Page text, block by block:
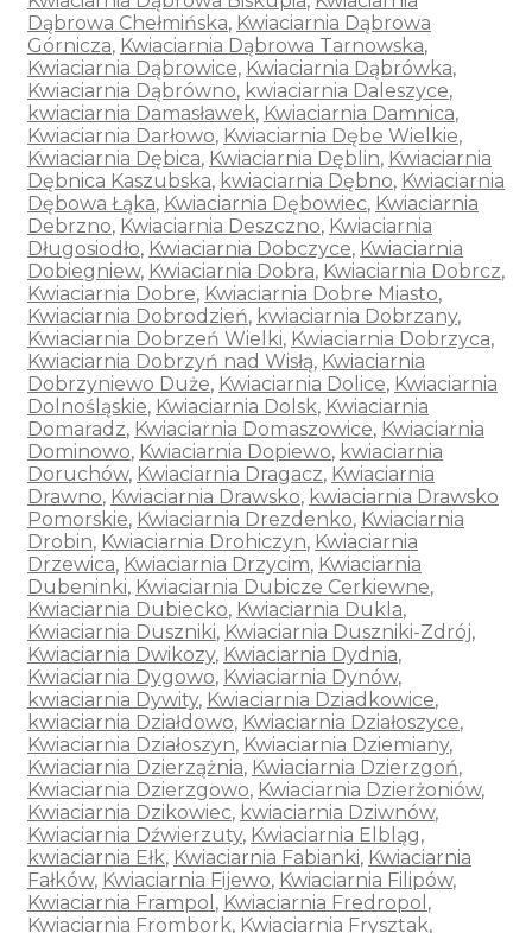
Dąbrowa Chełmińska, Kwiaciarnia Dąbrowa
Górnicza, Kwiaciarnia Dąbrowa Tarnowska,
Kwiaciarnia Dąbrowice, Kwiaciarnia Dąbrówka,
Kwiaciarnia Dąbrówno, kwiaciarnia Daleszyce,
kwiaciarnia Damasławek, Kwiaciarnia Damnica,
Kwiaciarnia Darłowo, Kwiaciarnia Dębe Wielkie,
Kwiaciarnia Dębica, Kwiaciarnia Dęblin, Kwiaciarnia
Dębnica Kaszubska, kwiaciarnia Dębno, Kwiaciarnia
Dębowa Łąka, Kwiaciarnia Dębowiec, Kwiaciarnia
Debrzno, Kwiaciarnia Deszczno, Kwiaciarnia
Długosiodło, Kwiaciarnia Dobczyce, Kwiaciarnia
Dobiegniew, Kwiaciarnia Dobra, Kwiaciarnia Dobrcz,
Kwiaciarnia Dobre, Kwiaciarnia Dobre Miasto,
Kwiaciarnia Dobrodzień, kwiaciarnia Dobrzany,
Kwiaciarnia Dobrzeń Wielki, Kwiaciarnia Dobrzyca,
Kwiaciarnia Dobrzyń nad Wisłą, Kwiaciarnia
Dobrzyniewo Duże, Kwiaciarnia Dolice, Kwiaciarnia
Dolnośląskie, Kwiaciarnia Dolsk, Kwiaciarnia
Domaradz, Kwiaciarnia Domaszowice, Kwiaciarnia
Dominowo, Kwiaciarnia Dopiewo, kwiaciarnia
Doruchów, Kwiaciarnia Dragacz, Kwiaciarnia
Drawno, Kwiaciarnia Drawsko, kwiaciarnia Drawsko
Pomorskie, Kwiaciarnia Drezdenko, Kwiaciarnia
Drobin, Kwiaciarnia Drohiczyn, Kwiaciarnia
Drzewica, Kwiaciarnia Drzycim, Kwiaciarnia
Dubeninki, Kwiaciarnia Dubicze Cerkiewne,
Kwiaciarnia Dubiecko, Kwiaciarnia Dukla,
Kwiaciarnia Duszniki, Kwiaciarnia Duszniki-Zdrój,
Kwiaciarnia Dwikozy, Kwiaciarnia Dydnia,
Kwiaciarnia Dygowo, Kwiaciarnia Dynów,
kwiaciarnia Dywity, Kwiaciarnia Dziadkowice,
kwiaciarnia Działdowo, Kwiaciarnia Działoszyce,
Kwiaciarnia Działoszyn, Kwiaciarnia Dziemiany,
Kwiaciarnia Dzierzążnia, Kwiaciarnia Dzierzgoń,
Kwiaciarnia Dzierzgowo, Kwiaciarnia Dzierżoniów,
Kwiaciarnia Dzikowiec, kwiaciarnia Dziwnów,
Kwiaciarnia Dźwierzuty, Kwiaciarnia Elbląg,
kwiaciarnia Ełk, Kwiaciarnia Fabianki, Kwiaciarnia
Fałków, Kwiaciarnia Fijewo, Kwiaciarnia Filipów,
Kwiaciarnia Frampol , Kwiaciarnia Fredropol ,
Kwiaciarnia Frombork, Kwiaciarnia Frysztak,